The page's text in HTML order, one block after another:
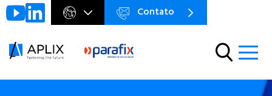
Go to
main
Menu
Menu
preheader
Contato